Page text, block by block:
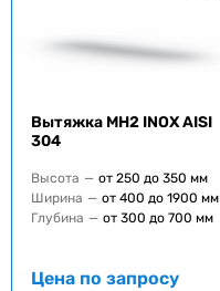
Вытяжка MH2 INOX AISI
304
Высота — от 250 до 350 мм
Ширина — от 400 до 1900 мм
Глубина — от 300 до 700 мм
Цена по запросу